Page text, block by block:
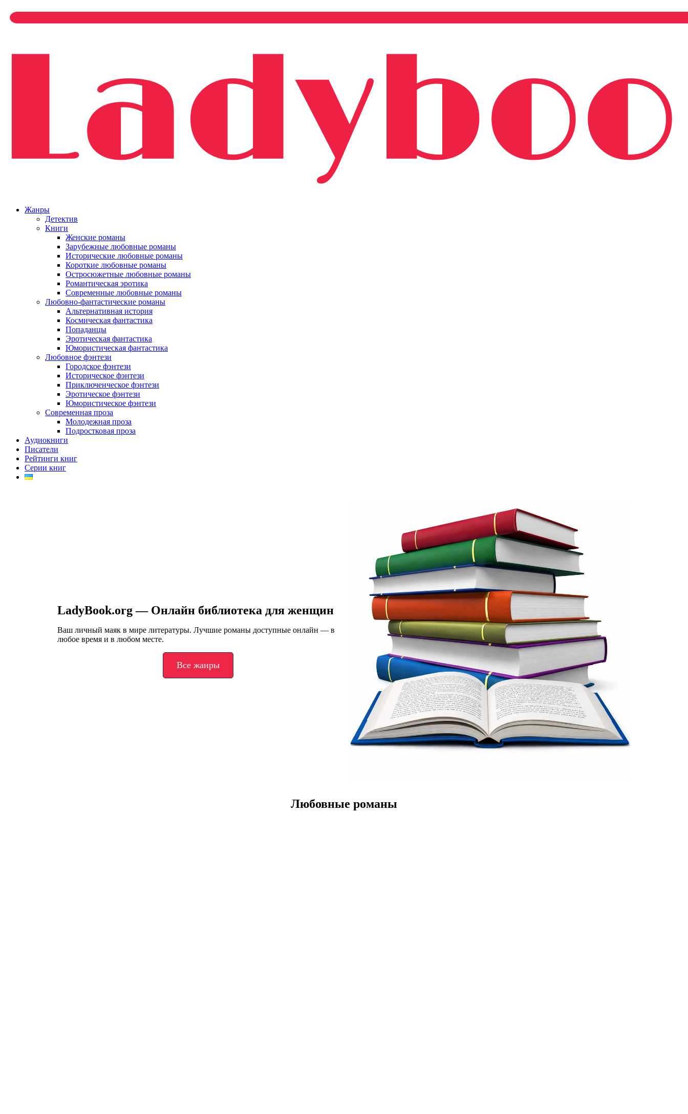
Жанры
Детектив
Книги
Женские романы
Зарубежные любовные романы
Исторические любовные романы
Короткие любовные романы
Остросюжетные любовные романы
Романтическая эротика
Современные любовные романы
Любовно-фантастические романы
Альтернативная история
Космическая фантастика
Попаданцы
Эротическая фантастика
Юмористическая фантастика
Любовное фэнтези
Городское фэнтези
Историческое фэнтези
Приключенческое фэнтези
Эротическое фэнтези
Юмористическое фэнтези
Современная проза
Молодежная проза
Подростковая проза
Аудиокниги
Писатели
Рейтинги книг
Серии книг
LadyBook.org — Онлайн библиотека для женщин
Ваш личный маяк в мире литературы. Лучшие романы доступные онлайн — в
любое время и в любом месте.
Все жанры
Любовные романы